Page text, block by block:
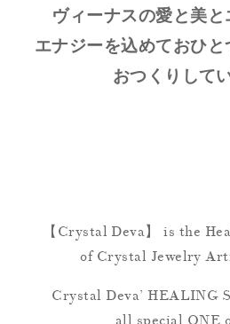
ヴィーナスの愛と美
エナジーを込めておひ
おつくりして
【Crystal Deva】 is the
of Crystal Jewelry
Crystal Deva’ HEALING